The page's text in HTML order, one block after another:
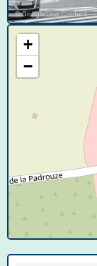
© Google User Content
+
−